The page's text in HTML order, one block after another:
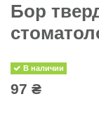
Бор
В наличии
97 ₴